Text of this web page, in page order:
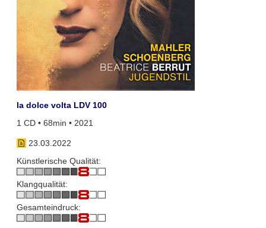
la dolce volta LDV 100
1 CD • 68min • 2021
23.03.2022
Künstlerische Qualität:
Klangqualität:
Gesamteindruck: